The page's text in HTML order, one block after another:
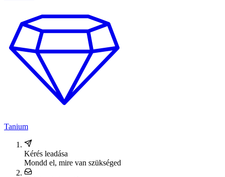
Tanium
Kérés leadása
Mondd el, mire van szükséged